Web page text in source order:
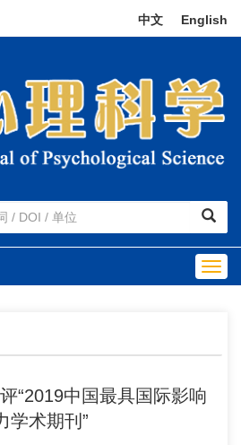
中文 English
“2019中国最具国际影响
学术期刊”